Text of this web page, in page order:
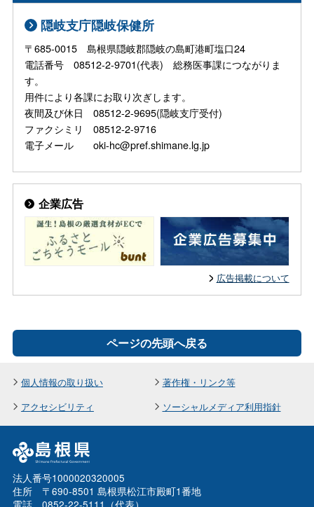
隠岐支庁隠岐保健所
〒685-0015 島根県隠岐郡隠岐の島町港町塩口24
電話番号 08512-2-9701(代表) 総務医事課につながりま
す。
用件により各課にお取り次ぎします。
夜間及び休日 08512-2-9695(隠岐支庁受付)
ファクシミリ 08512-2-9716
電子メール oki-hc@pref.shimane.lg.jp
企業広告
広告掲載について
ページの先頭へ戻る
個人情報の取り扱い
著作権・リンク等
アクセシビリティ
ソーシャルメディア利用指針
法人番号1000020320005
住所 〒690-8501 島根県松江市殿町1番地